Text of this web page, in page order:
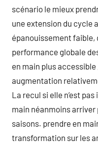
scénario le mieux
une extension du cycle
épanouissement faible,
performance globale
en main plus
augmentation
La recul si elle n’est
main néanmoins arriver
saisons. prendre en
transformation sur les